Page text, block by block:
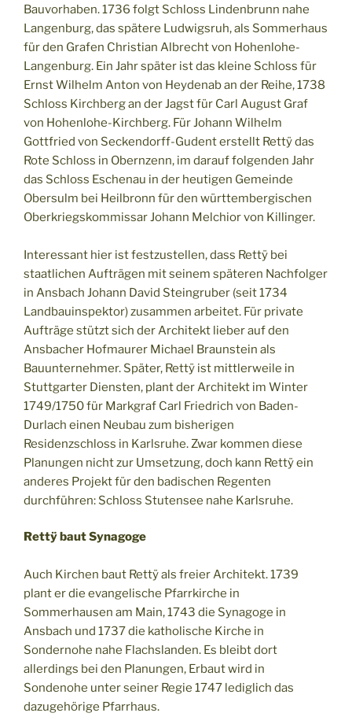
Bauvorhaben. 1736 folgt Schloss Lindenbrunn nahe
Langenburg, das spätere Ludwigsruh, als Sommerhaus
für den Grafen Christian Albrecht von Hohenlohe-
Langenburg. Ein Jahr später ist das kleine Schloss für
Ernst Wilhelm Anton von Heydenab an der Reihe, 1738
Schloss Kirchberg an der Jagst für Carl August Graf
von Hohenlohe-Kirchberg. Für Johann Wilhelm
Gottfried von Seckendorff-Gudent erstellt Rettÿ das
Rote Schloss in Obernzenn, im darauf folgenden Jahr
das Schloss Eschenau in der heutigen Gemeinde
Obersulm bei Heilbronn für den württembergischen
Oberkriegskommissar Johann Melchior von Killinger.
Interessant hier ist festzustellen, dass Rettÿ bei
staatlichen Aufträgen mit seinem späteren Nachfolger
in Ansbach Johann David Steingruber (seit 1734
Landbauinspektor) zusammen arbeitet. Für private
Aufträge stützt sich der Architekt lieber auf den
Ansbacher Hofmaurer Michael Braunstein als
Bauunternehmer. Später, Rettÿ ist mittlerweile in
Stuttgarter Diensten, plant der Architekt im Winter
1749/1750 für Markgraf Carl Friedrich von Baden-
Durlach einen Neubau zum bisherigen
Residenzschloss in Karlsruhe. Zwar kommen diese
Planungen nicht zur Umsetzung, doch kann Rettÿ ein
anderes Projekt für den badischen Regenten
durchführen: Schloss Stutensee nahe Karlsruhe.
Rettÿ baut Synagoge
Auch Kirchen baut Rettÿ als freier Architekt. 1739
plant er die evangelische Pfarrkirche in
Sommerhausen am Main, 1743 die Synagoge in
Ansbach und 1737 die katholische Kirche in
Sondernohe nahe Flachslanden. Es bleibt dort
allerdings bei den Planungen, Erbaut wird in
Sondenohe unter seiner Regie 1747 lediglich das
dazugehörige Pfarrhaus.